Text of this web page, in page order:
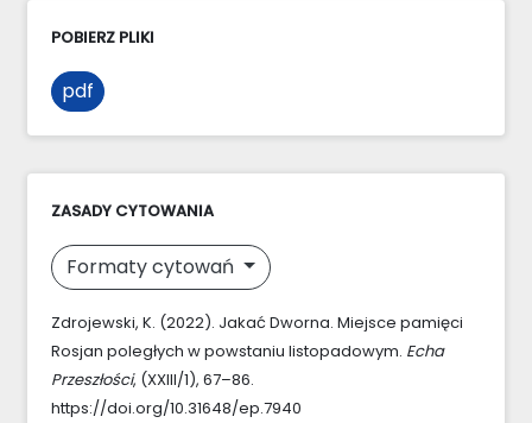
POBIERZ PLIKI
pdf
ZASADY CYTOWANIA
Formaty cytowań
Zdrojewski, K. (2022). Jakać Dworna. Miejsce pamięci
Rosjan poległych w powstaniu listopadowym. Echa
Przeszłości, (XXIII/1), 67–86.
https://doi.org/10.31648/ep.7940